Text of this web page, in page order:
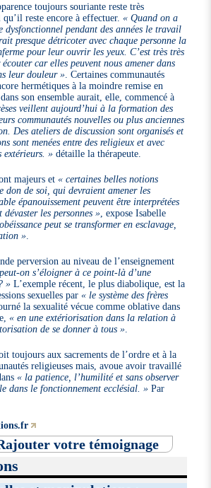
toujours souriante reste très
reste encore à effectuer.« Quand on a
dysfonctionnel pendant des années le travail
presque détricoter avec chaque personne la
pour leur ouvrir les yeux. C’est très très
car elles peuvent nous amener dans
leur douleur » . Certaines communautés
hermétiques à la moindre remise en
son ensemble aurait, elle, commencé à
veillent aujourd’hui à la formation des
communautés nouvelles ou plus anciennes
Des ateliers de discussion sont organisés et
sont menées entre des religieux et avec
extérieurs. » détaille la thérapeute.
majeurs et« certaines belles notions
don de soi, qui devraient amener les
épanouissement peuvent être interprétées
les personnes » , expose Isabelle
peut se transformer en esclavage,
»
perversion au niveau de l’enseignement
on s’éloigner à ce point-là d’une
» L’exemple récent, le plus diabolique, est la
sexuelles par« le système des frères
la sexualité vécue comme oblative dans
« en une extériorisation dans la relation à
de se donner à tous »
toujours aux sacrements de l’ordre et à la
religieuses mais, avoue avoir travaillé
« la patience, l’humilité et sans observer
dans le fonctionnement ecclésial. » Par
votre témoignage